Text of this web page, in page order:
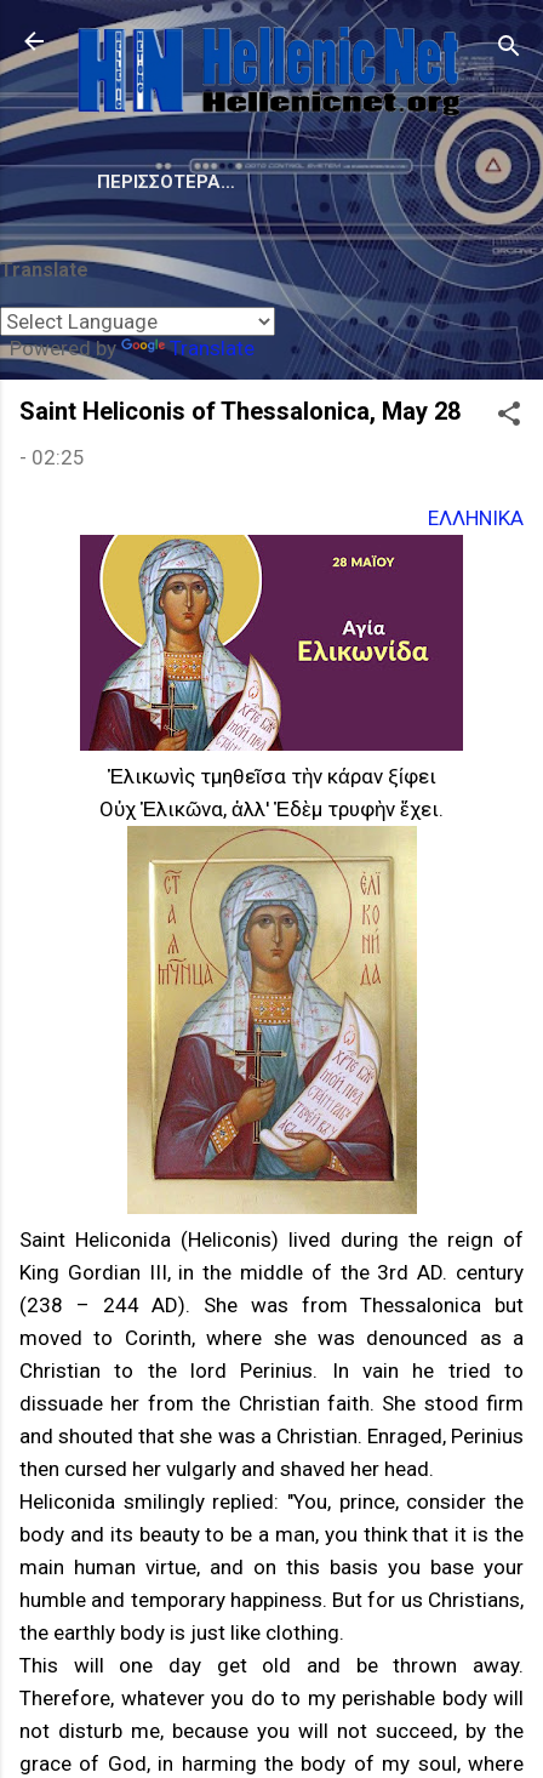
Μετάβαση στο κύριο περιεχόμενο
ΠΕΡΙΣΣΌΤΕΡΑ…
Translate
Powered by Translate
Saint Heliconis of Thessalonica, May 28
- 02:25
ΕΛΛΗΝΙΚΑ
Ἑλικωνὶς τμηθεῖσα τὴν κάραν ξίφει
Οὐχ Ἑλικῶνα, ἀλλ' Ἐδὲμ τρυφὴν ἔχει.
Saint Heliconida (Heliconis) lived during the reign of
King Gordian III, in the middle of the 3rd AD. century
(238 – 244 AD). She was from Thessalonica but
moved to Corinth, where she was denounced as a
Christian to the lord Perinius. In vain he tried to
dissuade her from the Christian faith. She stood firm
and shouted that she was a Christian. Enraged, Perinius
then cursed her vulgarly and shaved her head.
Heliconida smilingly replied: "You, prince, consider the
body and its beauty to be a man, you think that it is the
main human virtue, and on this basis you base your
humble and temporary happiness. But for us Christians,
the earthly body is just like clothing.
This will one day get old and be thrown away.
Therefore, whatever you do to my perishable body will
not disturb me, because you will not succeed, by the
grace of God, in harming the body of my soul, where